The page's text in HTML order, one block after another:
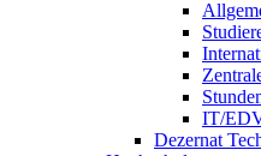
IT/
Dezernat